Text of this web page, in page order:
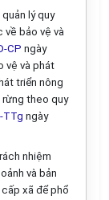
lý quy
về bảo vệ và
CP ngày
vệ và phát
triển nông
theo quy
TTg ngày
nhiệm
và bản
xã để phổ